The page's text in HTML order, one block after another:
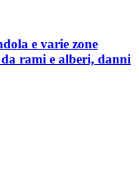
e varie zone
rami e alberi, danni